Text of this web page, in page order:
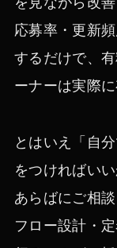
応募率・更新
するだけで、
ーナーは実際に
とはいえ「自
をつければい
あらばにご相
フロー設計・